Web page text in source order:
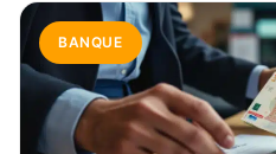
BANQUE